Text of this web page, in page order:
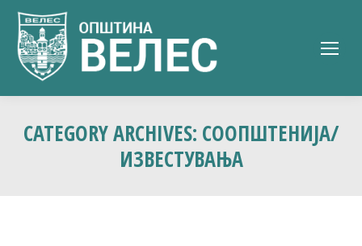
CATEGORY ARCHIVES: СООПШТЕНИЈА/
ИЗВЕСТУВАЊА